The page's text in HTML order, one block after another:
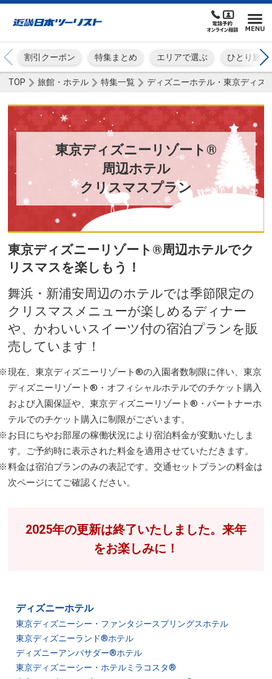
割引クーポン 特集まとめ エリアで選ぶ ひとり旅
TOP 旅館・ホテル 特集一覧 ディズニーホテル・東京ディズ
東京ディズニーリゾート®
周辺ホテル
クリスマスプラン
東京ディズニーリゾート®周辺ホテルでク
リスマスを楽しもう！
舞浜・新浦安周辺のホテルでは季節限定の
クリスマスメニューが楽しめるディナー
や、かわいいスイーツ付の宿泊プランを販
売しています！
現在、東京ディズニーリゾート®の入園者数制限に伴い、東京
ディズニーリゾート®・オフィシャルホテルでのチケット購入
および入園保証や、東京ディズニーリゾート®・パートナーホ
テルでのチケット購入に制限がございます。
お日にちやお部屋の稼働状況により宿泊料金が変動いたしま
す。ご予約時に表示された料金を適用させていただきます。
料金は宿泊プランのみの表記です。交通セットプランの料金は
次ページにてご確認ください。
2025年の更新は終了いたしました。来年
をお楽しみに！
ディズニーホテル
東京ディズニーシー・ファンタジースプリングスホテル
東京ディズニーランド®ホテル
ディズニーアンバサダー®ホテル
東京ディズニーシー・ホテルミラコスタ®